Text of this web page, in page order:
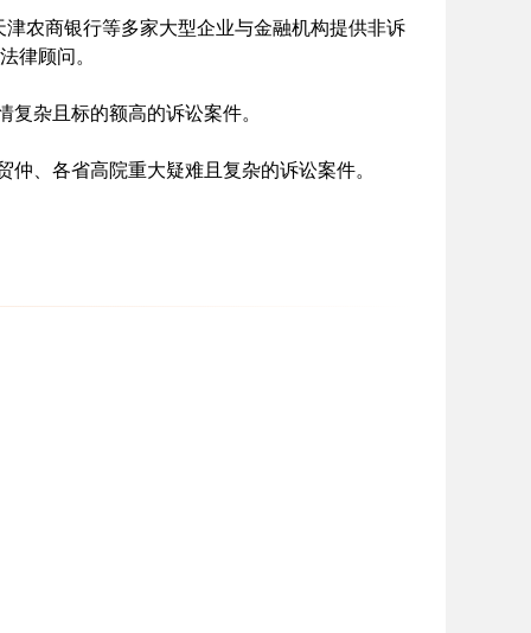
农商银行等多家大型企业与金融机构提供非诉
律顾问。
杂且标的额高的诉讼案件。
、各省高院重大疑难且复杂的诉讼案件。